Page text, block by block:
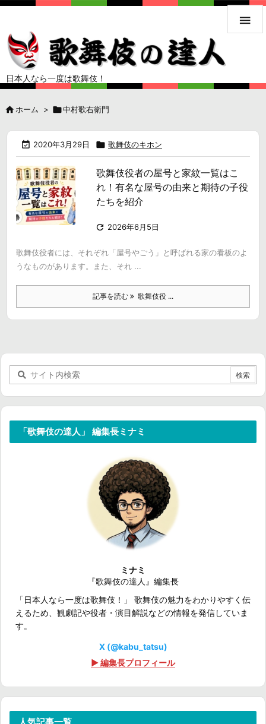
日本人なら一度は歌舞伎！

 ホーム > 中村歌右衛門
 2020年3月29日  歌舞伎のキホン
歌舞伎役者の屋号と家紋一覧はこ
れ！有名な屋号の由来と期待の子役
たちを紹介
 2026年6月5日
歌舞伎役者には、それぞれ「屋号やごう」と呼ばれる家の看板のよ
うなものがあります。また、それ ...
記事を読む 歌舞伎役 ...
「歌舞伎の達人」 編集長ミナミ
ミナミ
『歌舞伎の達人』編集長
「日本人なら一度は歌舞伎！」 歌舞伎の魅力をわかりやすく伝
えるため、観劇記や役者・演目解説などの情報を発信していま
す。
X (@kabu_tatsu)
▶ 編集長プロフィール